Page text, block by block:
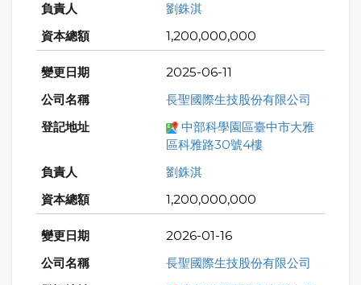
劉銖淇
1,200,000,000
2025-06-11
長聖國際生技股份有限公司
中部科學園區臺中市大雅
區科雅路30號4樓
劉銖淇
1,200,000,000
2026-01-16
長聖國際生技股份有限公司